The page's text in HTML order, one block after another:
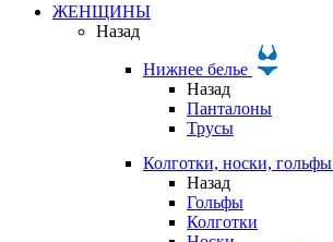
ЖЕНЩИНЫ
Назад
Нижнее белье
Назад
Панталоны
Трусы
Колготки, носки, гольфы
Назад
Гольфы
Колготки